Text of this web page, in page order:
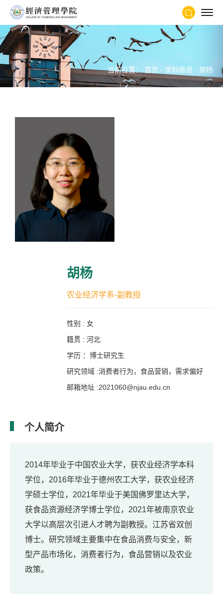
当前位置： 首页 - 学科师资 - 胡杨
胡杨
农业经济学系-副教授
性别 : 女
籍贯 : 河北
学历 ：博士研究生
研究领域 :消费者行为，食品营销，需求偏好
邮箱地址 :2021060@njau.edu.cn
个人简介
2014年毕业于中国农业大学，获农业经济学本科
学位，2016年毕业于德州农工大学，获农业经济
学硕士学位，2021年毕业于美国佛罗里达大学，
获食品资源经济学博士学位，2021年被南京农业
大学以高层次引进人才聘为副教授。江苏省双创
博士。研究领域主要集中在食品消费与安全，新
型产品市场化，消费者行为，食品营销以及农业
政策。